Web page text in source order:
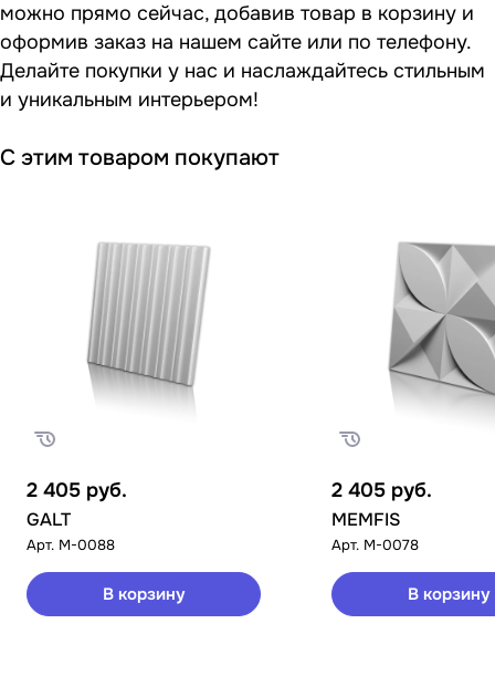
можно прямо сейчас, добавив товар в корзину и
оформив заказ на нашем сайте или по телефону.
Делайте покупки у нас и наслаждайтесь стильным
и уникальным интерьером!
С этим товаром покупают
2 405 руб.
GALT
Арт. M-0088
В корзину
2 405 руб.
MEMFIS
Арт. M-0078
В корзину